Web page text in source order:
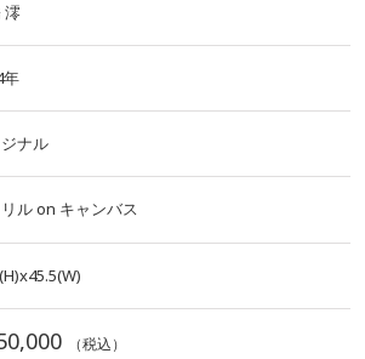
澪
年
ナル
ルon キャンバス
（税込）